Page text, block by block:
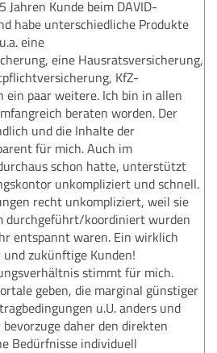
Jahren Kunde beim DAVID-
habe unterschiedliche Produkte
eine
eine Hausratsversicherung,
KfZ-
ein paar weitere. Ich bin in allen
beraten worden. Der
und die Inhalte der
für mich. Auch im
schon hatte, unterstützt
unkompliziert und schnell.
recht unkompliziert, weil sie
durchgeführt/koordiniert wurden
entspannt waren. Ein wirklich
zukünftige Kunden!
stimmt für mich.
geben, die marginal günstiger
u.U. anders und
daher den direkten
Bedürfnisse individuell